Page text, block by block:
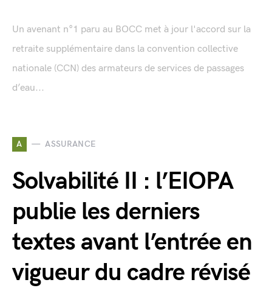
Un avenant n°1 paru au BOCC met à jour l'accord sur la
retraite supplémentaire dans la convention collective
nationale (CCN) des armateurs de services de passages
d’eau...
A ASSURANCE
Solvabilité II : l’EIOPA
publie les derniers
textes avant l’entrée en
vigueur du cadre révisé